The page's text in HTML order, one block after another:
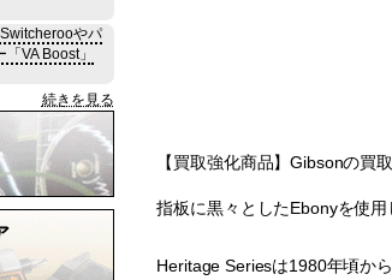
【買取強化商品】Gibsonの買
指板に黒々としたEbonyを使
Heritage Seriesは1980年頃か
やパ
VA Boost」
続きを見る